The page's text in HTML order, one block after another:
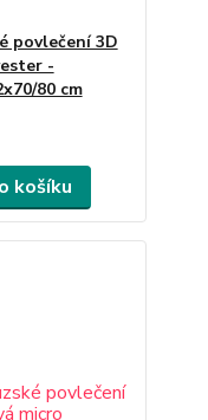
povlečení 3D
-
80 cm
košíku